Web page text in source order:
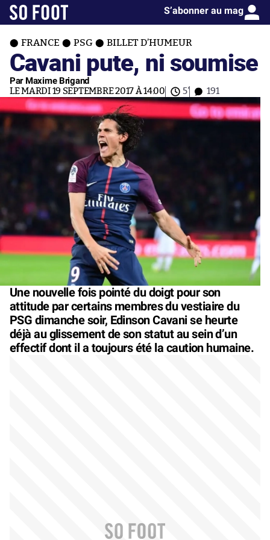
S’abonner au mag
FRANCE PSG BILLET D’HUMEUR
Cavani pute, ni soumise
Par Maxime Brigand
LE MARDI 19 SEPTEMBRE 2017 À 14:00 5' 191
Une nouvelle fois pointé du doigt pour son
attitude par certains membres du vestiaire du
PSG dimanche soir, Edinson Cavani se heurte
déjà au glissement de son statut au sein d’un
effectif dont il a toujours été la caution humaine.